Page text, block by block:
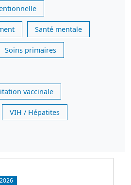
Santé mentale
Soins primaires
vaccinale
VIH / Hépatites
2026